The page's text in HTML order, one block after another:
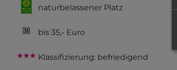
naturbelassener Platz
bis 35,- Euro
Klassifizierung: befriedigend